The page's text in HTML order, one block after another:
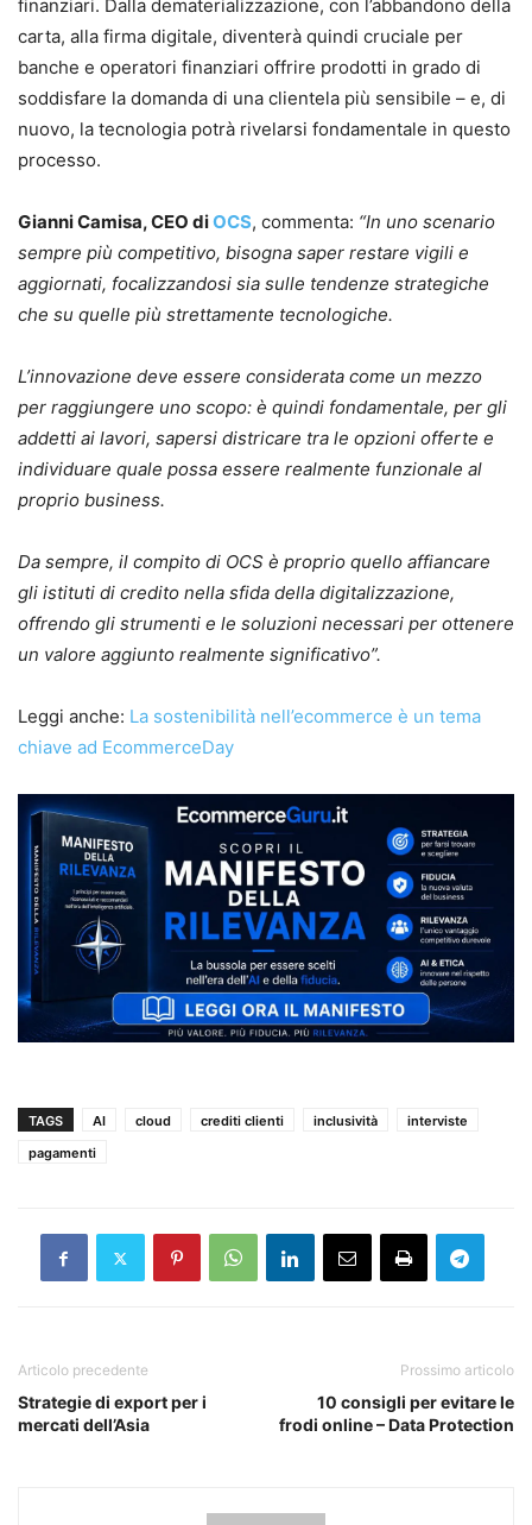
finanziari. Dalla dematerializzazione, con l’abbandono della
carta, alla firma digitale, diventerà quindi cruciale per
banche e operatori finanziari offrire prodotti in grado di
soddisfare la domanda di una clientela più sensibile – e, di
nuovo, la tecnologia potrà rivelarsi fondamentale in questo
processo.
Gianni Camisa, CEO diOCS, commenta: “In uno scenario
sempre più competitivo, bisogna saper restare vigili e
aggiornati, focalizzandosi sia sulle tendenze strategiche
che su quelle più strettamente tecnologiche.
L’innovazione deve essere considerata come un mezzo
per raggiungere uno scopo: è quindi fondamentale, per gli
addetti ai lavori, sapersi districare tra le opzioni offerte e
individuare quale possa essere realmente funzionale al
proprio business.
Da sempre, il compito di OCS è proprio quello affiancare
gli istituti di credito nella sfida della digitalizzazione,
offrendo gli strumenti e le soluzioni necessari per ottenere
un valore aggiunto realmente significativo”.
Leggi anche: La sostenibilità nell’ecommerce è un tema
chiave ad EcommerceDay
TAGS AI cloud crediti clienti inclusività
interviste
pagamenti
Articolo precedente
Strategie di export per i
mercati dell’Asia
Prossimo articolo
10 consigli per evitare le
frodi online – Data Protection